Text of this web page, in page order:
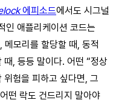
에피소드에서도 시그널
인 애플리케이션 코드는
모리를 할당할 때, 동적
, 등등 말이다. 어떤 “정상
위험을 피하고 싶다면, 그
떤 락도 건드리지 말아야